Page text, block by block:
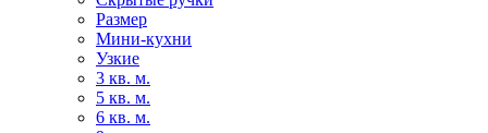
Размер
Мини-кухни
Узкие
3 кв. м.
5 кв. м.
6 кв. м.